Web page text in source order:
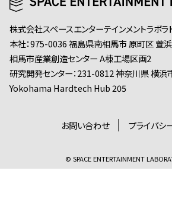
株式会社スペースエンターテインメントラボラ
本社：975-0036 福島県南相馬市 原町区 萱
相馬市産業創造センター A棟工場区画2
研究開発センター：231-0812 神奈川県 横浜
Yokohama Hardtech Hub 205
お問い合わせ プライバシ
© SPACE ENTERTAINMENT